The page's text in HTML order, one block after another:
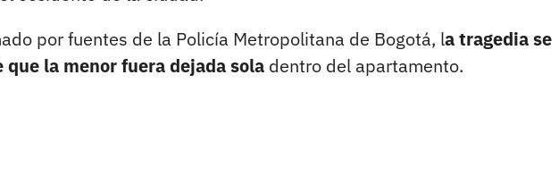
por fuentes de la Policía Metropolitana de Bogotá, la tragedia se
que la menor fuera dejada sola dentro del apartamento.